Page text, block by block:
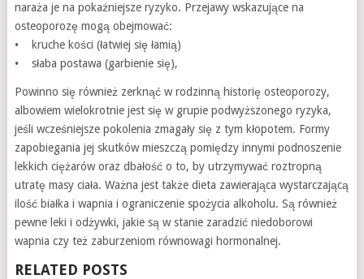
naraża je na pokaźniejsze ryzyko. Przejawy wskazujące na
osteoporozę mogą obejmować:
• kruche kości (łatwiej się łamią)
• słaba postawa (garbienie się),
Powinno się również zerknąć w rodzinną historię osteoporozy,
albowiem wielokrotnie jest się w grupie podwyższonego ryzyka,
jeśli wcześniejsze pokolenia zmagały się z tym kłopotem. Formy
zapobiegania jej skutków mieszczą pomiędzy innymi podnoszenie
lekkich ciężarów oraz dbałość o to, by utrzymywać roztropną
utratę masy ciała. Ważna jest także dieta zawierająca wystarczającą
ilość białka i wapnia i ograniczenie spożycia alkoholu. Są również
pewne leki i odżywki, jakie są w stanie zaradzić niedoborowi
wapnia czy też zaburzeniom równowagi hormonalnej.
RELATED POSTS